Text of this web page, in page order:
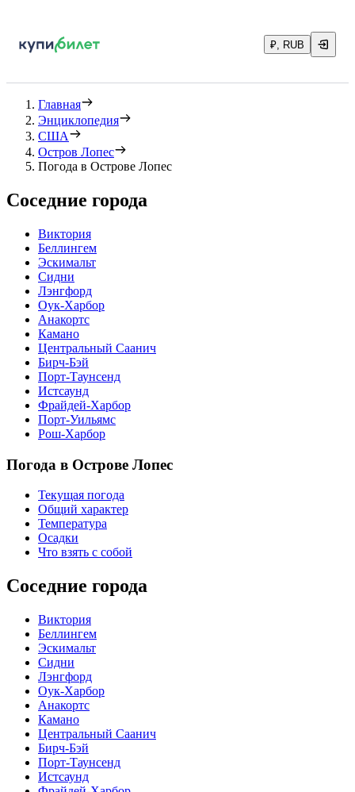
₽, RUB
Главная
Энциклопедия
США
Остров Лопес
Погода в Острове Лопес
Соседние города
Виктория
Беллингем
Эскимальт
Сидни
Лэнгфорд
Оук-Харбор
Анакортс
Камано
Центральный Саанич
Бирч-Бэй
Порт-Таунсенд
Истсаунд
Фрайдей-Харбор
Порт-Уильямс
Рош-Харбор
Погода в Острове Лопес
Текущая погода
Общий характер
Температура
Осадки
Что взять с собой
Соседние города
Виктория
Беллингем
Эскимальт
Сидни
Лэнгфорд
Оук-Харбор
Анакортс
Камано
Центральный Саанич
Бирч-Бэй
Порт-Таунсенд
Истсаунд